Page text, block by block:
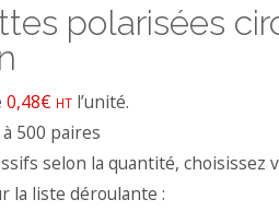
polarisées
0,48€ HT l’unité.
500 paires
selon la quantité, choisissez
la liste déroulante :